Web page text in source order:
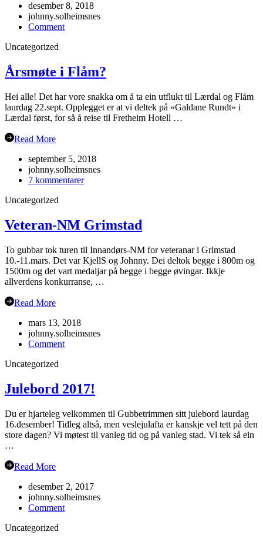
desember 8, 2018
johnny.solheimsnes
Commenton
Uncategorized
Årsmøte i Flåm?
Hei alle! Det har vore snakka om å ta ein utflukt til Lærdal og Flåm
laurdag 22.sept. Opplegget er at vi deltek på «Galdane Rundt» i
Lærdal først, for så å reise til Fretheim Hotell …
Read More
september 5, 2018
johnny.solheimsnes
7 kommentarertil
Uncategorized
Veteran-NM Grimstad
To gubbar tok turen til Innandørs-NM for veteranar i Grimstad
10.-11.mars. Det var KjellS og Johnny. Dei deltok begge i 800m og
1500m og det vart medaljar på begge i begge øvingar. Ikkje
allverdens konkurranse, …
Read More
mars 13, 2018
johnny.solheimsnes
Commenton
Uncategorized
Julebord 2017!
Du er hjarteleg velkommen til Gubbetrimmen sitt julebord laurdag
16.desember! Tidleg altså, men veslejulafta er kanskje vel tett på den
store dagen? Vi møtest til vanleg tid og på vanleg stad. Vi tek så ein
…
Read More
desember 2, 2017
johnny.solheimsnes
Commenton
Uncategorized